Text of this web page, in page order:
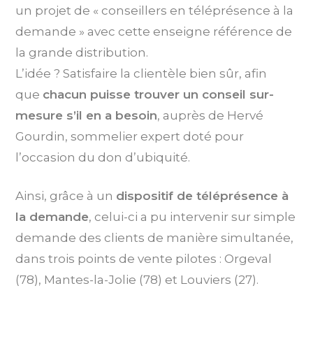
un projet de « conseillers en téléprésence à la
demande » avec cette enseigne référence de
la grande distribution.
L’idée ? Satisfaire la clientèle bien sûr, afin
que chacun puisse trouver un conseil sur-
mesure s’il en a besoin, auprès de Hervé
Gourdin, sommelier expert doté pour
l’occasion du don d’ubiquité.
Ainsi, grâce à un dispositif de téléprésence à
la demande, celui-ci a pu intervenir sur simple
demande des clients de manière simultanée,
dans trois points de vente pilotes : Orgeval
(78), Mantes-la-Jolie (78) et Louviers (27).